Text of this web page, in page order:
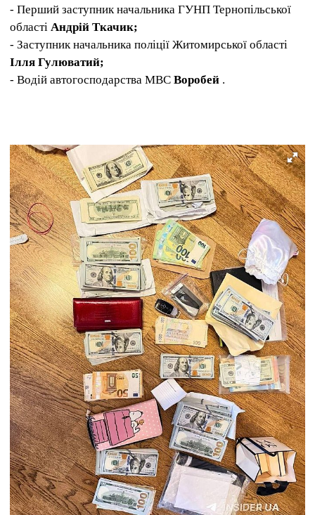
- Перший заступник начальника ГУНП Тернопільської
області Андрій Ткачик;
- Заступник начальника поліції Житомирської області
Ілля Гулюватий;
- Водій автогосподарства МВС Воробей .